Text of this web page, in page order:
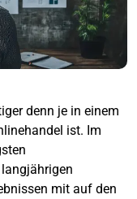
denn je in einem
ist. Im
mit auf den